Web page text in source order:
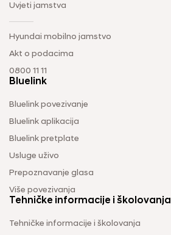
Uvjeti jamstva
Hyundai mobilno jamstvo
Akt o podacima
0800 11 11
Bluelink
Bluelink povezivanje
Bluelink aplikacija
Bluelink pretplate
Usluge uživo
Prepoznavanje glasa
Više povezivanja
Tehničke informacije i školovanja
Tehničke informacije i školovanja